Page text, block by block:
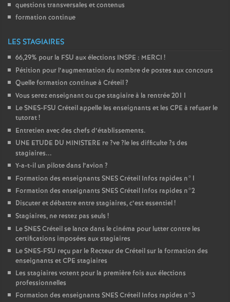
r
s
questions transversales et contenus
formation continue
LES STAGIAIRES
66,29% pour la FSU aux élections INSPE : MERCI !
Pétition pour l’augmentation du nombre de postes aux concours
Quelle formation continue à Créteil?
Vous serez enseignant ou cpe stagiaire à la rentrée 2011
LeSNES-FSU Créteil appelle les enseignants et les CPE à refuser le
tutorat!
Entretien avec des chefs d’établissements.
UNE ETUDE DU MINISTERE re?ve?le les difficulte?s des
stagiaires...
Y-a-t-il un pilote dans l’avion ?
Formation des enseignants SNESCréteil Infos rapides n°1
Formation des enseignants SNESCréteil Infos rapides n°2
Discuter et débattre entre stagiaires, c’est essentiel!
Stagiaires, ne restez pas seuls !
LeSNESCréteil se lance dans le cinéma pour lutter contre les
certifications imposées aux stagiaires
LeSNES-FSU reçu par le Recteur de Créteil sur la formation des
enseignants etCPE stagiaires
Les stagiaires votent pour la première fois aux élections
professionnelles
Formation des enseignants SNESCréteil Infos rapides n°3